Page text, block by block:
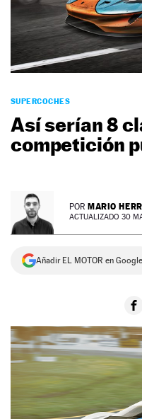
NEWSLETTER
SÍGUENOS
SUPERCOCHES
Así serían 8
competición
POR MARIO
ACTUALIZADO 30
Añadir EL MOTOR en Google